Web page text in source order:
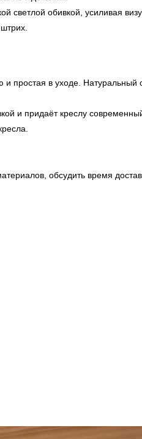
светлой обивкой, усиливая
простая в уходе. Натуральный
и придаёт креслу
обсудить время